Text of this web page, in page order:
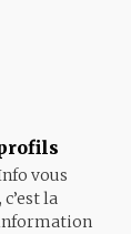
vous
la